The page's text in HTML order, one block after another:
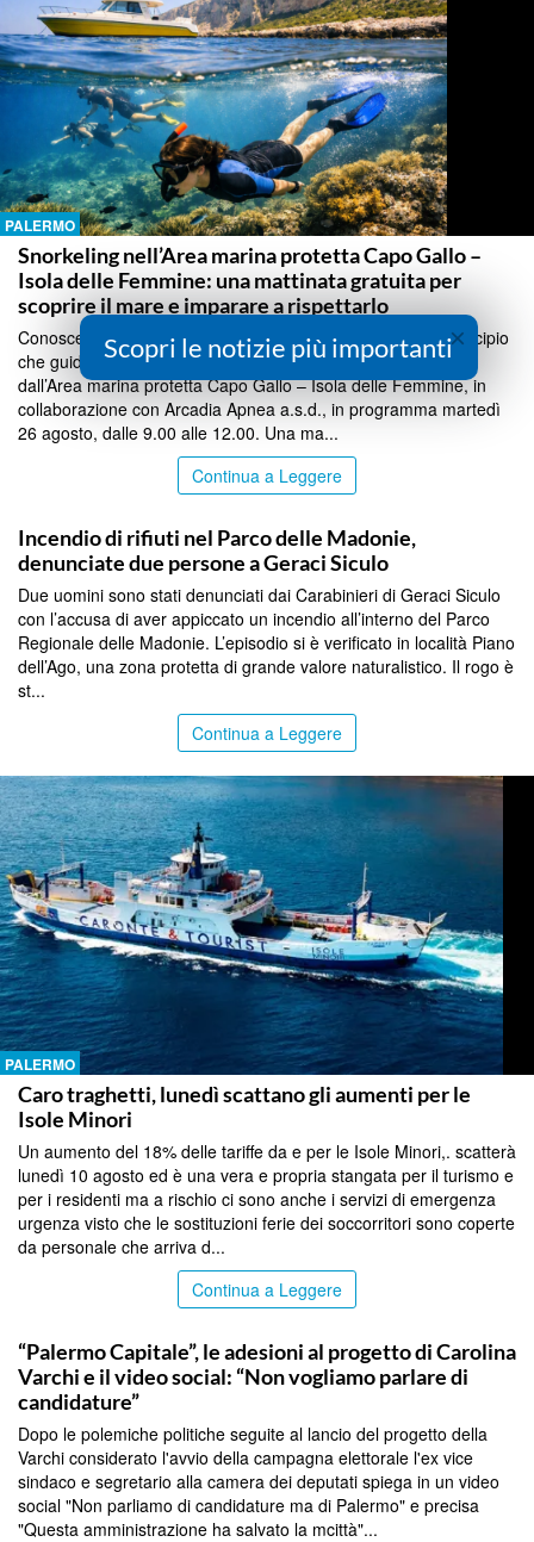
PALERMO
Snorkeling nell’Area marina protetta Capo Gallo –
Isola delle Femmine: una mattinata gratuita per
scoprire il mare e imparare a rispettarlo
Conoscere il mare per imparare a rispettarlo. È questo il principio
che guida la Giornata Educativa sullo snorkeling organizzata
dall’Area marina protetta Capo Gallo – Isola delle Femmine, in
collaborazione con Arcadia Apnea a.s.d., in programma martedì
26 agosto, dalle 9.00 alle 12.00. Una ma...
Continua a Leggere
Incendio di rifiuti nel Parco delle Madonie,
denunciate due persone a Geraci Siculo
Due uomini sono stati denunciati dai Carabinieri di Geraci Siculo
con l’accusa di aver appiccato un incendio all’interno del Parco
Regionale delle Madonie. L’episodio si è verificato in località Piano
dell’Ago, una zona protetta di grande valore naturalistico. Il rogo è
st...
Continua a Leggere
PALERMO
Caro traghetti, lunedì scattano gli aumenti per le
Isole Minori
Un aumento del 18% delle tariffe da e per le Isole Minori,. scatterà
lunedì 10 agosto ed è una vera e propria stangata per il turismo e
per i residenti ma a rischio ci sono anche i servizi di emergenza
urgenza visto che le sostituzioni ferie dei soccorritori sono coperte
da personale che arriva d...
Continua a Leggere
“Palermo Capitale”, le adesioni al progetto di Carolina
Varchi e il video social: “Non vogliamo parlare di
candidature”
Dopo le polemiche politiche seguite al lancio del progetto della
Varchi considerato l'avvio della campagna elettorale l'ex vice
sindaco e segretario alla camera dei deputati spiega in un video
social "Non parliamo di candidature ma di Palermo" e precisa
"Questa amministrazione ha salvato la mcittà"...
×
Scopri le notizie più importanti